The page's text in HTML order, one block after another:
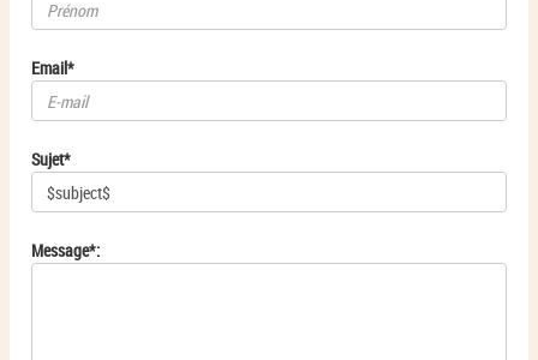
Email*
Sujet*
Message*: